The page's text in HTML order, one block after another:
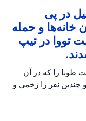
در پی
و حمله
تووا در تیپ
طوبا را که در آن
چندین نفر را زخمی و